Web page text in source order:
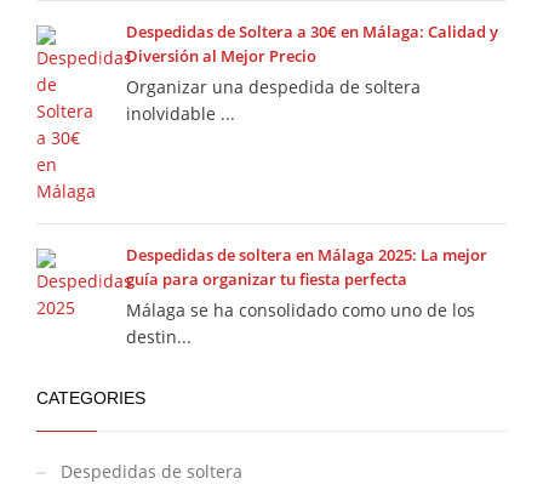
Despedidas de Soltera a 30€ en Málaga: Calidad y
Diversión al Mejor Precio
Organizar una despedida de soltera
inolvidable ...
Despedidas de soltera en Málaga 2025: La mejor
guía para organizar tu fiesta perfecta
Málaga se ha consolidado como uno de los
destin...
CATEGORIES
Despedidas de soltera